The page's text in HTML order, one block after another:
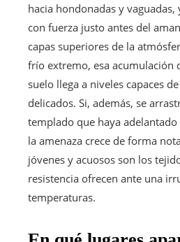
hacia hondonadas y
con fuerza justo antes del
capas superiores de la
frío extremo, esa acumulación
suelo llega a niveles capaces
delicados. Si, además, se
templado que haya
la amenaza crece de forma
jóvenes y acuosos son los
resistencia ofrecen ante una
temperaturas.